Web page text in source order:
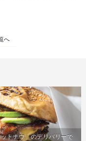
へ
トナウ」のデリバリーで